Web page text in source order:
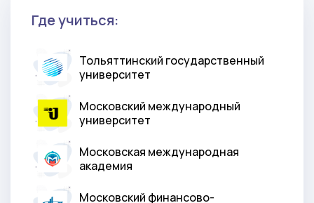
Где учиться:
Тольяттинский государственный
университет
Московский международный
университет
Московская международная
академия
Московский финансово-